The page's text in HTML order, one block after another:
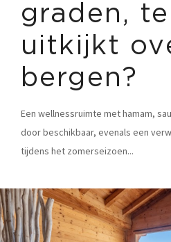
graden,
uitkijkt
bergen?
Een wellnessruimte met hamam,
door beschikbaar, evenals een
tijdens het zomerseizoen...